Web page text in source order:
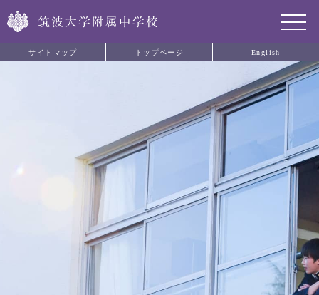
サイトマップ トップページ English